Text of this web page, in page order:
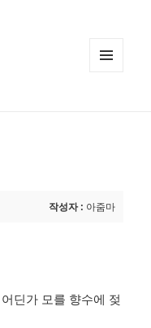
작성자 : 아줌마
딘가 모를 향수에 젖